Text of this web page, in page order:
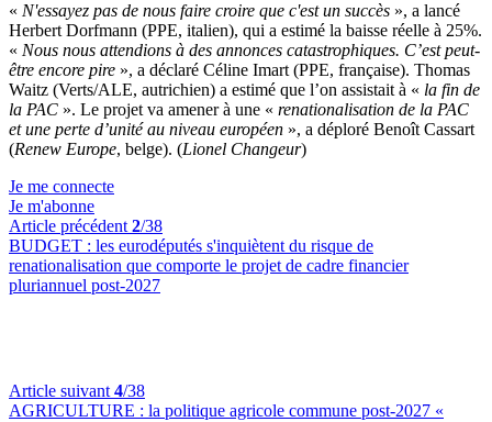
« N'essayez pas de nous faire croire que c'est un succès », a lancé
Herbert Dorfmann (PPE, italien), qui a estimé la baisse réelle à 25%.
« Nous nous attendions à des annonces catastrophiques. C’est peut-
être encore pire », a déclaré Céline Imart (PPE, française). Thomas
Waitz (Verts/ALE, autrichien) a estimé que l’on assistait à « la fin de
la PAC ». Le projet va amener à une « renationalisation de la PAC
et une perte d’unité au niveau européen », a déploré Benoît Cassart
(Renew Europe, belge). (Lionel Changeur)
Je me connecte
Je m'abonne
Article précédent 2/38
BUDGET : les eurodéputés s'inquiètent du risque de
renationalisation que comporte le projet de cadre financier
pluriannuel post-2027
Article suivant 4/38
AGRICULTURE : la politique agricole commune post-2027 «